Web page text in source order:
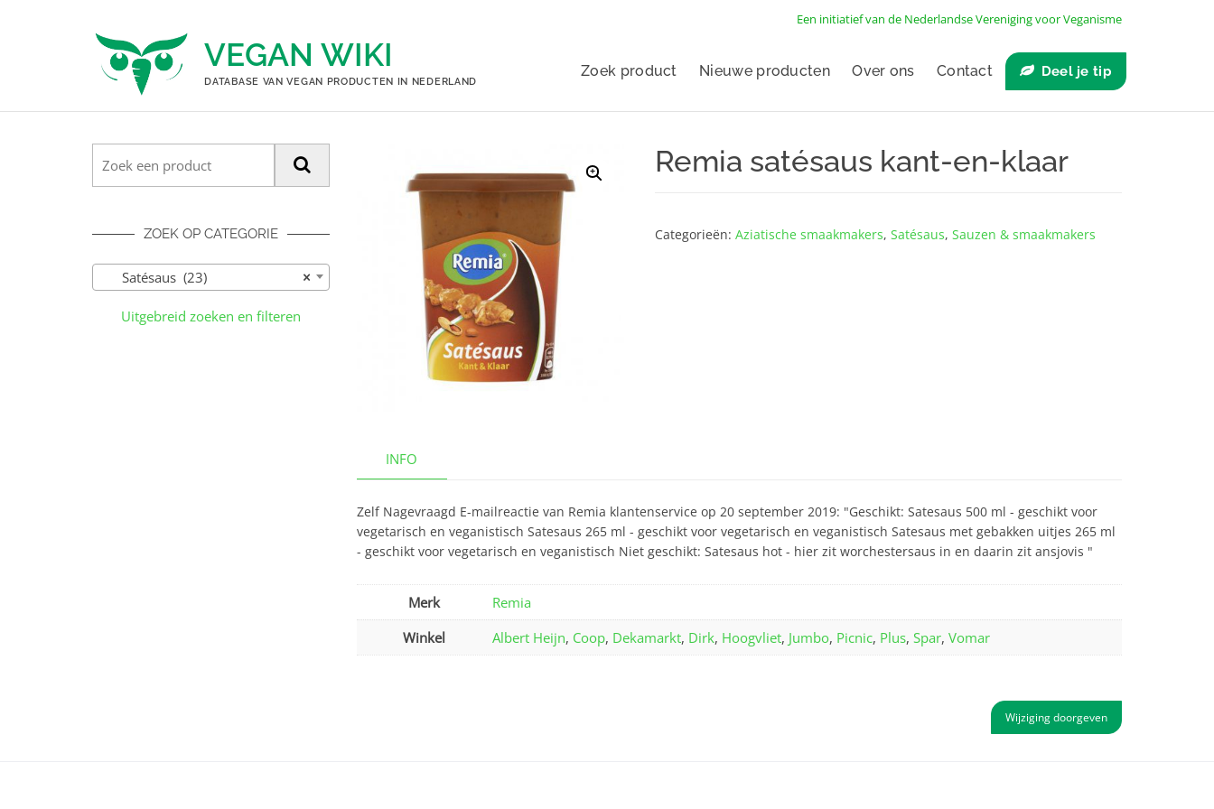
Een initiatief van de Nederlandse Vereniging voor Veganisme
VEGAN WIKI
DATABASE VAN VEGAN PRODUCTEN IN NEDERLAND
Zoek product Nieuwe producten Over ons Contact Deel je tip
Remia satésaus kant-en-klaar
Categorieën:Aziatische smaakmakers,Satésaus,Sauzen & smaakmakers
INFO
Zelf Nagevraagd E-mailreactie van Remia klantenservice op 20 september 2019: "Geschikt: Satesaus 500 ml - geschikt voor
vegetarisch en veganistisch Satesaus 265 ml - geschikt voor vegetarisch en veganistisch Satesaus met gebakken uitjes 265 ml
- geschikt voor vegetarisch en veganistisch Niet geschikt: Satesaus hot - hier zit worchestersaus in en daarin zit ansjovis "
Merk
Remia
Winkel
Albert Heijn, Coop, Dekamarkt, Dirk, Hoogvliet, Jumbo, Picnic, Plus, Spar, Vomar
Wijziging doorgeven
ZOEK OP CATEGORIE
×
Satésaus (23)
Uitgebreid zoeken en filteren